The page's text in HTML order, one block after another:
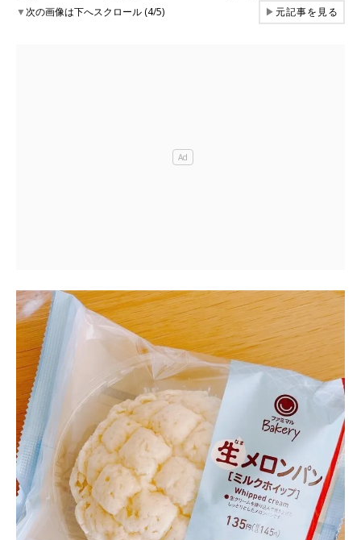
▼次の画像は下へスクロール (4/5) ▶元記事を見る